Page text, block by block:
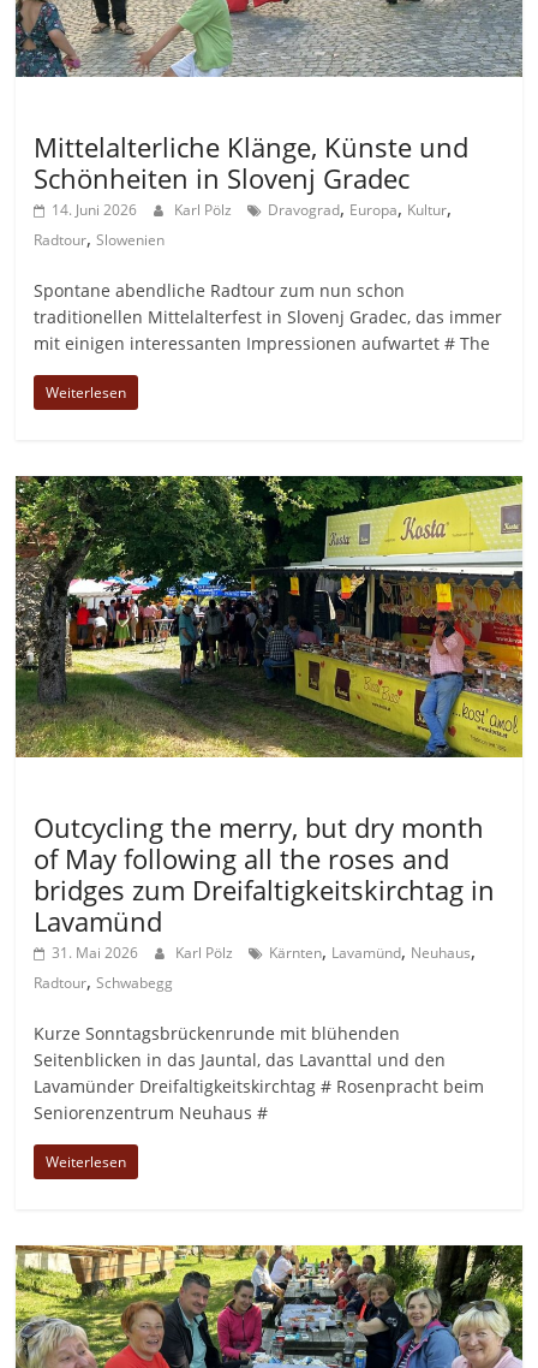
Mittelalterliche Klänge, Künste und
Schönheiten in Slovenj Gradec
14. Juni 2026 Karl Pölz Dravograd, Europa, Kultur,
Radtour,Slowenien
Spontane abendliche Radtour zum nun schon
traditionellen Mittelalterfest in Slovenj Gradec, das immer
mit einigen interessanten Impressionen aufwartet # The
Weiterlesen
Outcycling the merry, but dry month
of May following all the roses and
bridges zum Dreifaltigkeitskirchtag in
Lavamünd
31. Mai 2026 Karl Pölz Kärnten, Lavamünd, Neuhaus,
Radtour,Schwabegg
Kurze Sonntagsbrückenrunde mit blühenden
Seitenblicken in das Jauntal, das Lavanttal und den
Lavamünder Dreifaltigkeitskirchtag # Rosenpracht beim
Seniorenzentrum Neuhaus #
Weiterlesen